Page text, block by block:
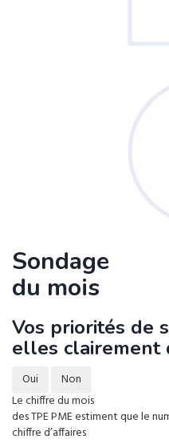
Sondage
du mois
Vos priorités de
elles clairement
Oui
Non
Le chiffre du mois
des TPE PME estiment que le
chiffre d’affaires